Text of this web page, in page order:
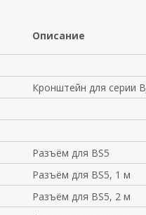
Описание
Кронштейн для серии
Разъём для BS5
Разъём для BS5, 1 м
Разъём для BS5, 2 м